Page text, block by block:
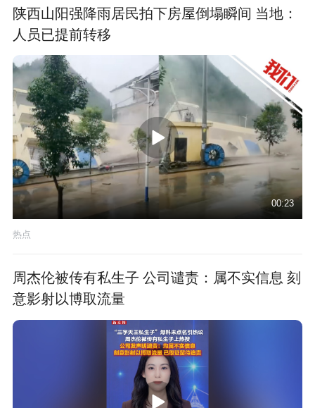
陕西山阳强降雨居民拍下房屋倒塌瞬间 当地：
人员已提前转移
00:23
热点
周杰伦被传有私生子 公司谴责：属不实信息 刻
意影射以博取流量